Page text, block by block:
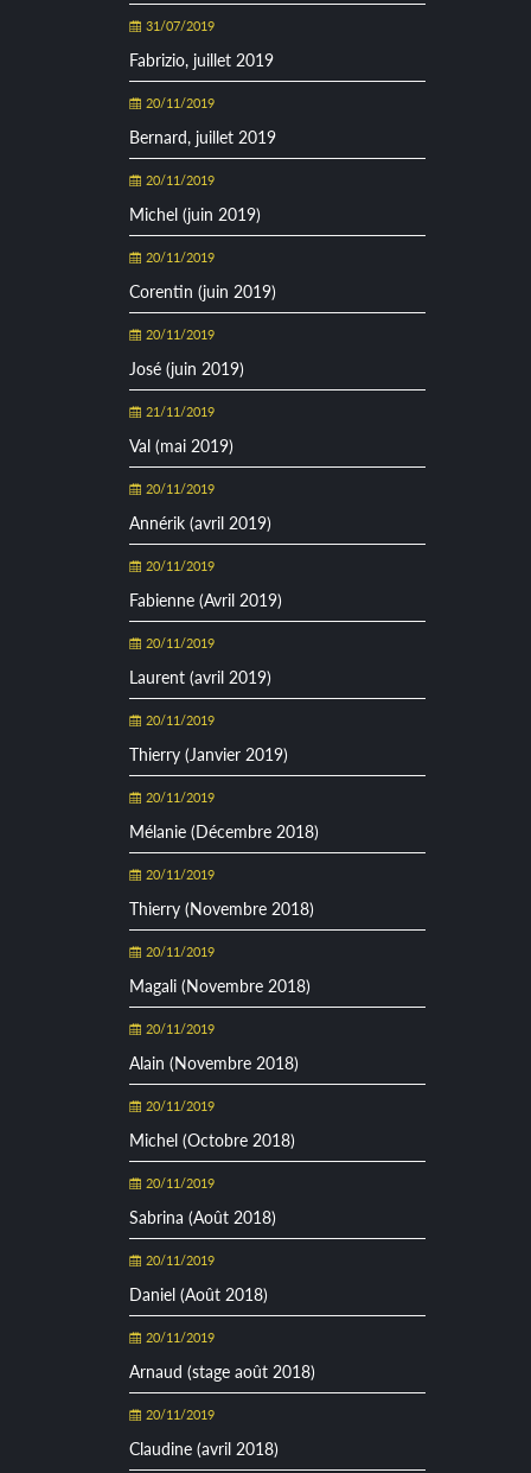
31/07/2019
Fabrizio, juillet 2019
20/11/2019
Bernard, juillet 2019
20/11/2019
Michel (juin 2019)
20/11/2019
Corentin (juin 2019)
20/11/2019
José (juin 2019)
21/11/2019
Val (mai 2019)
20/11/2019
Annérik (avril 2019)
20/11/2019
Fabienne (Avril 2019)
20/11/2019
Laurent (avril 2019)
20/11/2019
Thierry (Janvier 2019)
20/11/2019
Mélanie (Décembre 2018)
20/11/2019
Thierry (Novembre 2018)
20/11/2019
Magali (Novembre 2018)
20/11/2019
Alain (Novembre 2018)
20/11/2019
Michel (Octobre 2018)
20/11/2019
Sabrina (Août 2018)
20/11/2019
Daniel (Août 2018)
20/11/2019
Arnaud (stage août 2018)
20/11/2019
Claudine (avril 2018)